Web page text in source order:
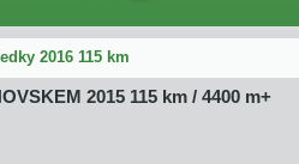
2016 115 km
2015 115 km / 4400 m+